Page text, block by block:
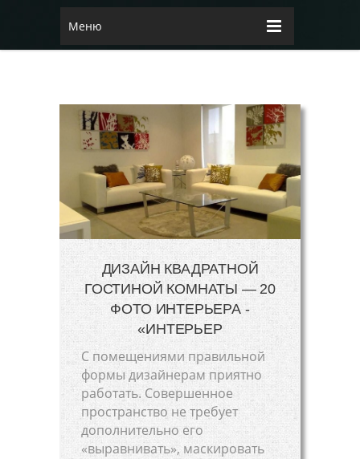
Меню
ДИЗАЙН КВАДРАТНОЙ
ГОСТИНОЙ КОМНАТЫ — 20
ФОТО ИНТЕРЬЕРА -
«ИНТЕРЬЕР
С помещениями правильной
формы дизайнерам приятно
работать. Совершенное
пространство не требует
дополнительно его
«выравнивать», маскировать